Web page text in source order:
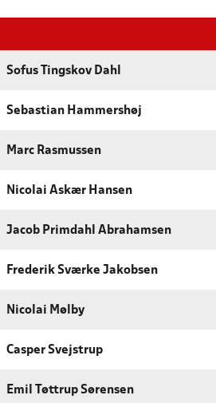
Sofus Tingskov Dahl
Sebastian Hammershøj
Marc Rasmussen
Nicolai Askær Hansen
Jacob Primdahl Abrahamsen
Frederik Sværke Jakobsen
Nicolai Mølby
Casper Svejstrup
Emil Tøttrup Sørensen